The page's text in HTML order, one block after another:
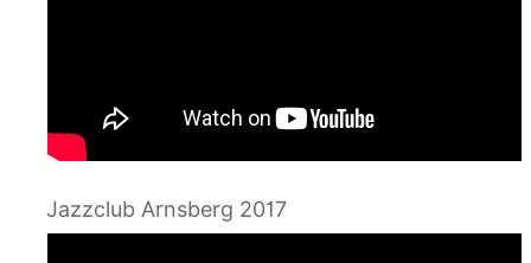
Jazzclub Arnsberg 2017